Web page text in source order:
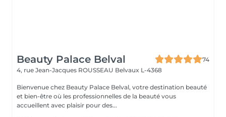
Beauty Palace Belval
74
4, rue Jean-Jacques ROUSSEAU Belvaux L-4368
Bienvenue chez Beauty Palace Belval, votre destination beauté
et bien-être où les professionnelles de la beauté vous
accueillent avec plaisir pour des...